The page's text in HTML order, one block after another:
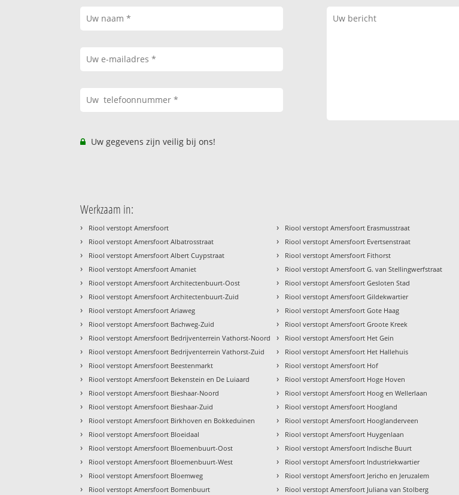
Uw gegevens zijn veilig bij ons!
Werkzaam in:
› Riool verstopt Amersfoort
› Riool verstopt Amersfoort Albatrosstraat
› Riool verstopt Amersfoort Albert Cuypstraat
› Riool verstopt Amersfoort Amaniet
› Riool verstopt Amersfoort Architectenbuurt-Oost
› Riool verstopt Amersfoort Architectenbuurt-Zuid
› Riool verstopt Amersfoort Ariaweg
› Riool verstopt Amersfoort Bachweg-Zuid
› Riool verstopt Amersfoort Bedrijventerrein Vathorst-Noord
› Riool verstopt Amersfoort Bedrijventerrein Vathorst-Zuid
› Riool verstopt Amersfoort Beestenmarkt
› Riool verstopt Amersfoort Bekenstein en De Luiaard
› Riool verstopt Amersfoort Bieshaar-Noord
› Riool verstopt Amersfoort Bieshaar-Zuid
› Riool verstopt Amersfoort Birkhoven en Bokkeduinen
› Riool verstopt Amersfoort Bloeidaal
› Riool verstopt Amersfoort Bloemenbuurt-Oost
› Riool verstopt Amersfoort Bloemenbuurt-West
› Riool verstopt Amersfoort Bloemweg
› Riool verstopt Amersfoort Bomenbuurt
› Riool verstopt Amersfoort Erasmusstraat
› Riool verstopt Amersfoort Evertsenstraat
› Riool verstopt Amersfoort Fithorst
› Riool verstopt Amersfoort G. van Stellingwerfstraat
› Riool verstopt Amersfoort Gesloten Stad
› Riool verstopt Amersfoort Gildekwartier
› Riool verstopt Amersfoort Gote Haag
› Riool verstopt Amersfoort Groote Kreek
› Riool verstopt Amersfoort Het Gein
› Riool verstopt Amersfoort Het Hallehuis
› Riool verstopt Amersfoort Hof
› Riool verstopt Amersfoort Hoge Hoven
› Riool verstopt Amersfoort Hoog en Wellerlaan
› Riool verstopt Amersfoort Hoogland
› Riool verstopt Amersfoort Hooglanderveen
› Riool verstopt Amersfoort Huygenlaan
› Riool verstopt Amersfoort Indische Buurt
› Riool verstopt Amersfoort Industriekwartier
› Riool verstopt Amersfoort Jericho en Jeruzalem
› Riool verstopt Amersfoort Juliana van Stolberg